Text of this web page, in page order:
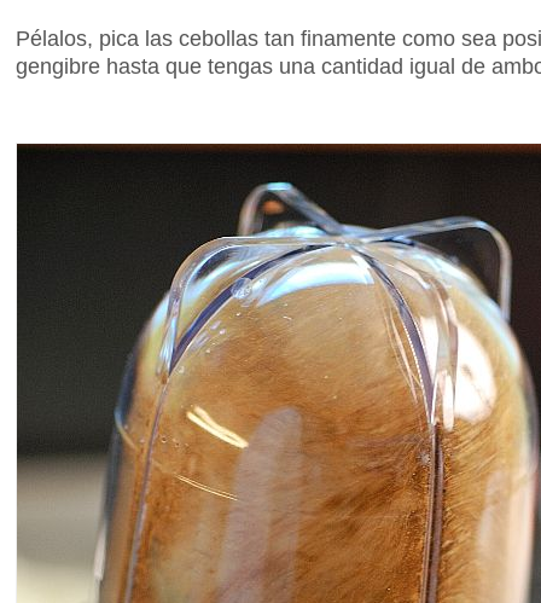
Pélalos, pica las cebollas tan finamente como sea
gengibre hasta que tengas una cantidad igual de